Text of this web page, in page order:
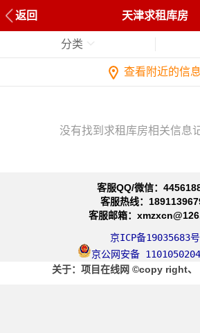
返回 天津求租库房
分类
查看附近的信息
没有找到求租库房相关信息
客服QQ/微信：
客服热线：
客服邮箱：
京ICP备19035683号
京公网安备
关于：项目在线网 ©copy right、